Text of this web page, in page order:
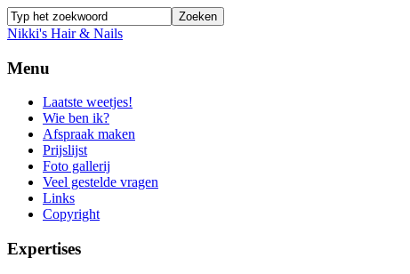
Nikki's Hair & Nails
Menu
Laatste weetjes!
Wie ben ik?
Afspraak maken
Prijslijst
Foto gallerij
Veel gestelde vragen
Links
Copyright
Expertises